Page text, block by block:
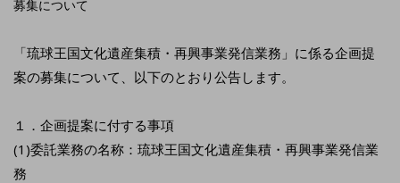
募集について
「琉球王国文化遺産集積・再興事業発信業務」に係る企画提
案の募集について、以下のとおり公告します。
１．企画提案に付する事項
(1)委託業務の名称：琉球王国文化遺産集積・再興事業発信業
務